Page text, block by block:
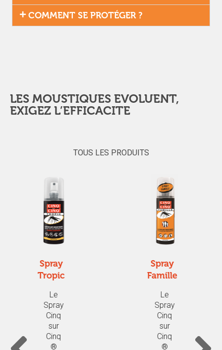
COMMENT SE PROTÉGER ?
LES MOUSTIQUES EVOLUENT,
EXIGEZ L’EFFICACITE
TOUS LES PRODUITS
Spray
Famille
Le
Spray
Cinq
sur
Cinq
®
Spray
Zones
rées
Le
Spray
Cinq